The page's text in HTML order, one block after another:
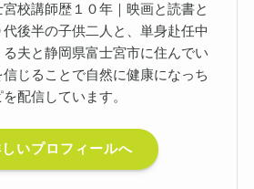
校講師歴１０年｜映画と読書と
後半の子供二人と、単身赴任中
夫と静岡県富士宮市に住んでい
じることで自然に健康になっち
配信しています。
いプロフィールへ